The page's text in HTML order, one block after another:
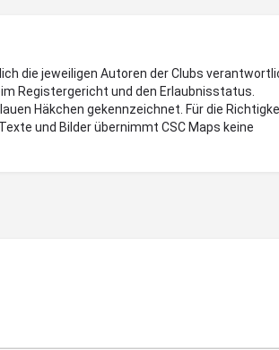
die jeweiligen Autoren der Clubs
Registergericht und den Erlaubnisstatus.
Häkchen gekennzeichnet. Für die
und Bilder übernimmt CSC Maps keine